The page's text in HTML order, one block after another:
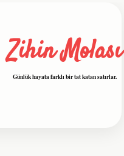
Zihin Molası
Günlük hayata farklı bir tat katan satırlar.